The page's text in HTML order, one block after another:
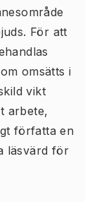
För att
omsätts i
vikt
arbete,
författa en
läsvärd för